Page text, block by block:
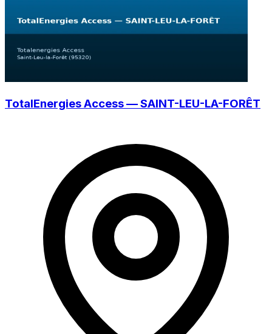
TotalEnergies Access — SAINT-LEU-LA-FORÊT